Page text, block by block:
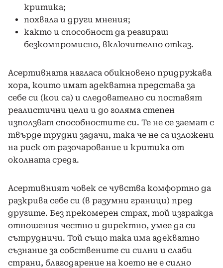
критика;
похвала и други мнения;
както и способност да реагираш
безкомпромисно, включително отказ.
Асертивната нагласа обикновено придружава
хора, които имат адекватна представа за
себе си (кои са) и следователно си поставят
реалистични цели и до голяма степен
използват способностите си. Те не се заемат с
твърде трудни задачи, така че не са изложени
на риск от разочарование и критика от
околната среда.
Асертивният човек се чувства комфортно да
разкрива себе си (в разумни граници) пред
другите. Без прекомерен страх, той изгражда
отношения честно и директно, умее да си
сътрудничи. Той също така има адекватно
съзнание за собствените си силни и слаби
страни, благодарение на което не е силно